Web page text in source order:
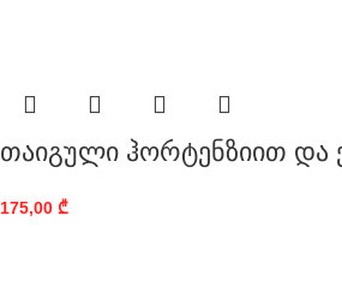
თაიგული ჰორტენზიით და
175,00 ₾